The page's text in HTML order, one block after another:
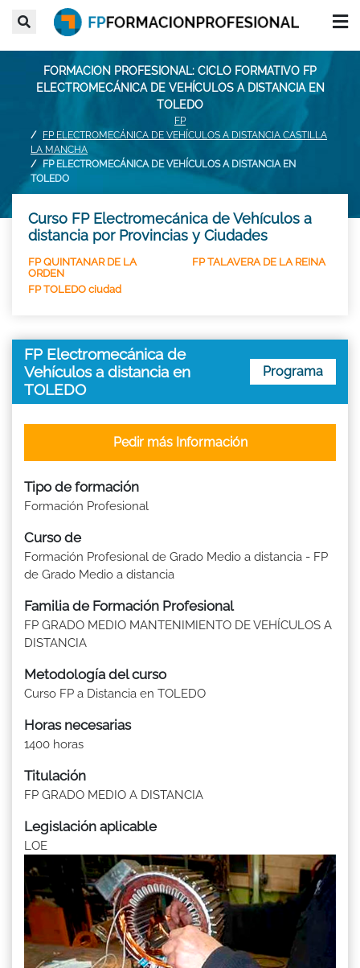
FORMACION PROFESIONAL: CICLO FORMATIVO FP
ELECTROMECÁNICA DE VEHÍCULOS A DISTANCIA EN
TOLEDO
FP
FP ELECTROMECÁNICA DE VEHÍCULOS A DISTANCIA CASTILLA
LA MANCHA
FP ELECTROMECÁNICA DE VEHÍCULOS A DISTANCIA EN
TOLEDO
Curso FP Electromecánica de Vehículos a
distancia por Provincias y Ciudades
FP QUINTANAR DE LA
ORDEN
FP TALAVERA DE LA REINA
FP TOLEDO ciudad
FP Electromecánica de
Vehículos a distancia en
TOLEDO
Programa
Tipo de formación
Formación Profesional
Curso de
Formación Profesional de Grado Medio a distancia - FP
de Grado Medio a distancia
Familia de Formación Profesional
FP GRADO MEDIO MANTENIMIENTO DE VEHÍCULOS A
DISTANCIA
Metodología del curso
Curso FP a Distancia en TOLEDO
Horas necesarias
1400 horas
Titulación
FP GRADO MEDIO A DISTANCIA
Legislación aplicable
LOE
Pedir más Información